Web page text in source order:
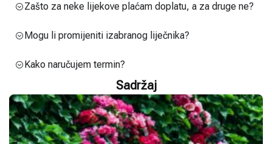
Zašto za neke lijekove plaćam doplatu, a za druge ne?
Mogu li promijeniti izabranog liječnika?
Kako naručujem termin?
Sadržaj